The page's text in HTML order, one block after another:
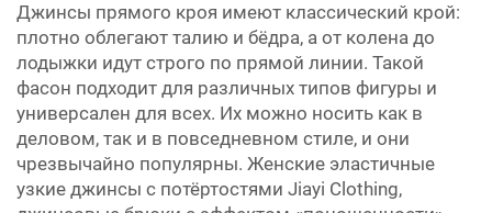
Джинсы прямого кроя имеют классический крой:
плотно облегают талию и бёдра, а от колена до
лодыжки идут строго по прямой линии. Такой
фасон подходит для различных типов фигуры и
универсален для всех. Их можно носить как в
деловом, так и в повседневном стиле, и они
чрезвычайно популярны. Женские эластичные
узкие джинсы с потёртостями Jiayi Clothing,